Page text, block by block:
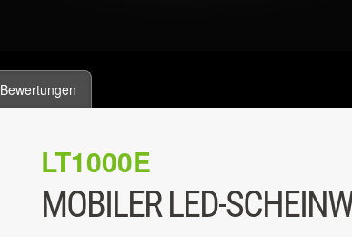
Bewertungen
LT1000E
MOBILER LED-